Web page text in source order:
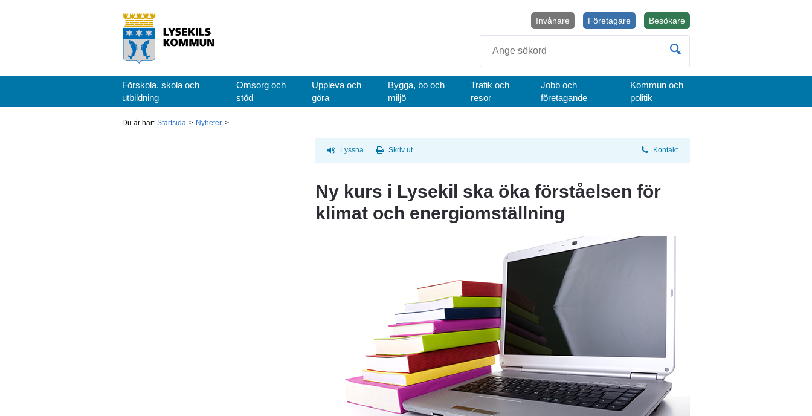
BesökareÖppnas i nytt fönster.
Företagare
Invånare
Förskola, skola och
utbildning
Omsorg och
stöd
Uppleva och
göra
Bygga, bo och
miljö
Trafik och
resor
Jobb och
företagande
Kommun och
politik
Du är här: Startsida Nyheter
Lyssna Skriv ut Kontakt
Ny kurs i Lysekil ska öka förståelsen för
klimat och energiomställning